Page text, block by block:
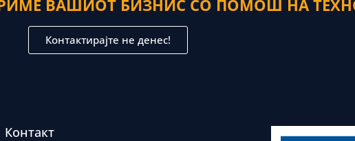
ВАШИОТ БИЗНИС СО ПОМОШ НА
Контактирајте не денес!
Контакт